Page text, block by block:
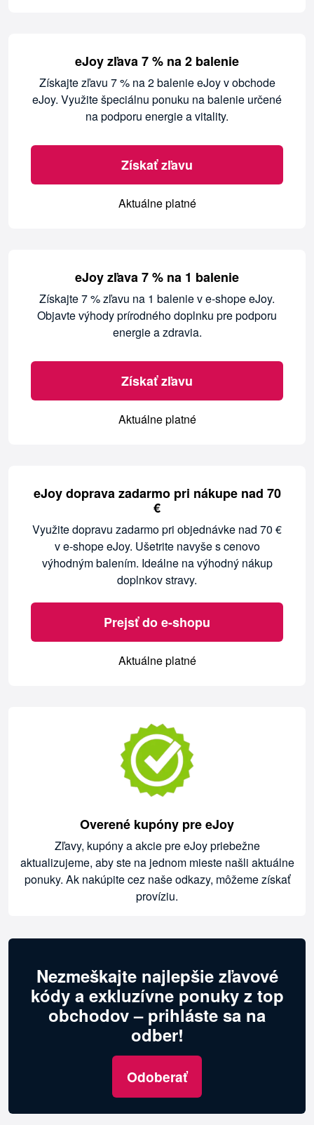
eJoy zľava 7 % na 2 balenie
Získajte zľavu 7 % na 2 balenie eJoy v obchode
eJoy. Využite špeciálnu ponuku na balenie určené
na podporu energie a vitality.
Získať zľavu
Aktuálne platné
eJoy zľava 7 % na 1 balenie
Získajte 7 % zľavu na 1 balenie v e-shope eJoy.
Objavte výhody prírodného doplnku pre podporu
energie a zdravia.
Získať zľavu
Aktuálne platné
eJoy doprava zadarmo pri nákupe nad 70
€
Využite dopravu zadarmo pri objednávke nad 70 €
v e-shope eJoy. Ušetrite navyše s cenovo
výhodným balením. Ideálne na výhodný nákup
doplnkov stravy.
Prejsť do e-shopu
Aktuálne platné
Overené kupóny pre eJoy
Zľavy, kupóny a akcie pre eJoy priebežne
aktualizujeme, aby ste na jednom mieste našli aktuálne
ponuky. Ak nakúpite cez naše odkazy, môžeme získať
províziu.
Nezmeškajte najlepšie zľavové
kódy a exkluzívne ponuky z top
obchodov – prihláste sa na
odber!
Odoberať